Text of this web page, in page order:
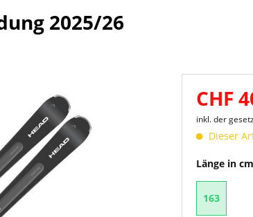
2025/26
CHF
inkl. der
Dieser
Länge in
163